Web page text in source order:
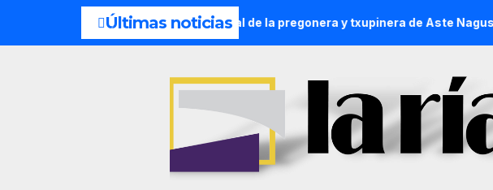
Últimas noticias
Presentación oficial de la pregonera y txupinera de Aste Nagusia